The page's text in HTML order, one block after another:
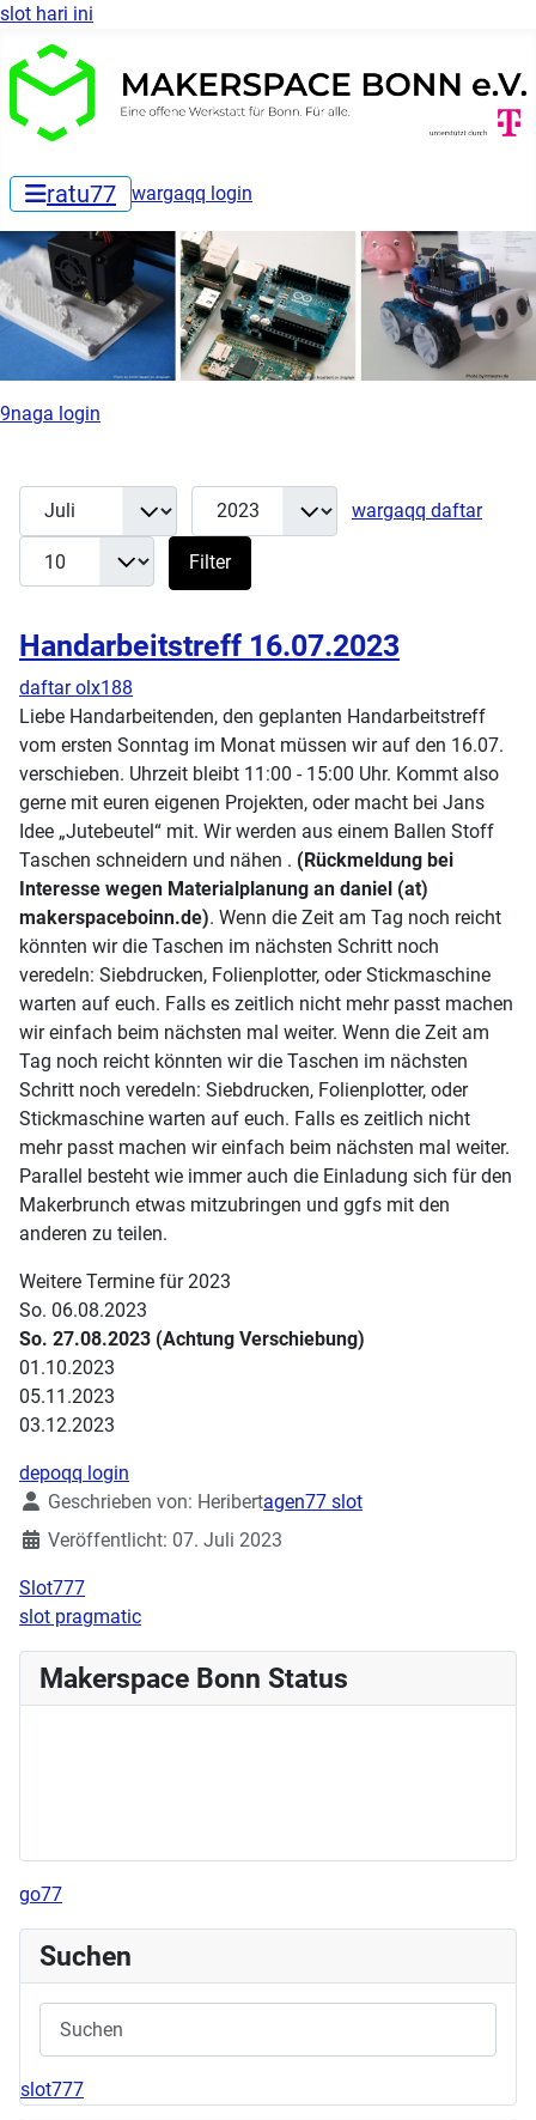
slot hari ini
ratu77 wargaqq login
9naga login
Filter
Monat Jahr
wargaqq daftar
Filter
Handarbeitstreff 16.07.2023
daftar olx188
Liebe Handarbeitenden, den geplanten Handarbeitstreff
vom ersten Sonntag im Monat müssen wir auf den 16.07.
verschieben. Uhrzeit bleibt 11:00 - 15:00 Uhr. Kommt also
gerne mit euren eigenen Projekten, oder macht bei Jans
Idee „Jutebeutel“ mit. Wir werden aus einem Ballen Stoff
Taschen schneidern und nähen . (Rückmeldung bei
Interesse wegen Materialplanung an daniel (at)
makerspaceboinn.de). Wenn die Zeit am Tag noch reicht
könnten wir die Taschen im nächsten Schritt noch
veredeln: Siebdrucken, Folienplotter, oder Stickmaschine
warten auf euch. Falls es zeitlich nicht mehr passt machen
wir einfach beim nächsten mal weiter. Wenn die Zeit am
Tag noch reicht könnten wir die Taschen im nächsten
Schritt noch veredeln: Siebdrucken, Folienplotter, oder
Stickmaschine warten auf euch. Falls es zeitlich nicht
mehr passt machen wir einfach beim nächsten mal weiter.
Parallel besteht wie immer auch die Einladung sich für den
Makerbrunch etwas mitzubringen und ggfs mit den
anderen zu teilen.
Weitere Termine für 2023
So. 06.08.2023
So. 27.08.2023 (Achtung Verschiebung)
01.10.2023
05.11.2023
03.12.2023
depoqq login
DetailsGeschrieben von: Heribertagen77 slot
Veröffentlicht: 07. Juli 2023
Slot777
slot pragmatic
Makerspace Bonn Status
go77
Suchen
slot777